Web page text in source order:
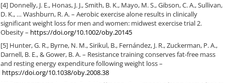
[4] Donnelly, J. E., Honas, J. J., Smith, B. K., Mayo, M. S., Gibson, C. A., Sullivan,
D. K., … Washburn, R. A. – Aerobic exercise alone results in clinically
significant weight loss for men and women: midwest exercise trial 2.
Obesity – https://doi.org/10.1002/oby.20145
[5] Hunter, G. R., Byrne, N. M., Sirikul, B., Fernández, J. R., Zuckerman, P. A.,
Darnell, B. E., & Gower, B. A. – Resistance training conserves fat-free mass
and resting energy expenditure following weight loss –
https://doi.org/10.1038/oby.2008.38